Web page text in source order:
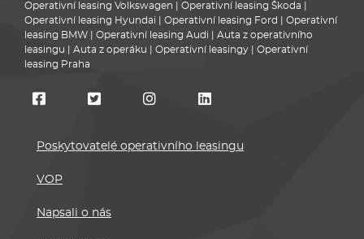
Operativní leasing Volkswagen Operativní leasing Škoda
Operativní leasing Hyundai
Operativní leasing Ford
Operativní
leasing BMW
Operativní leasing Audi
Auta z operativního
leasingu
Auta z operáku Operativní leasingy
Operativní
leasing Praha
Poskytovatelé operativního leasingu
VOP
Napsali o nás